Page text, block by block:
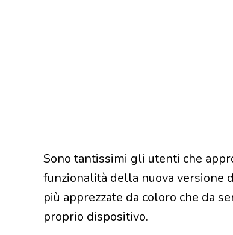
Sono tantissimi gli utenti che
funzionalità della nuova versione
più apprezzate da coloro che da
proprio dispositivo.